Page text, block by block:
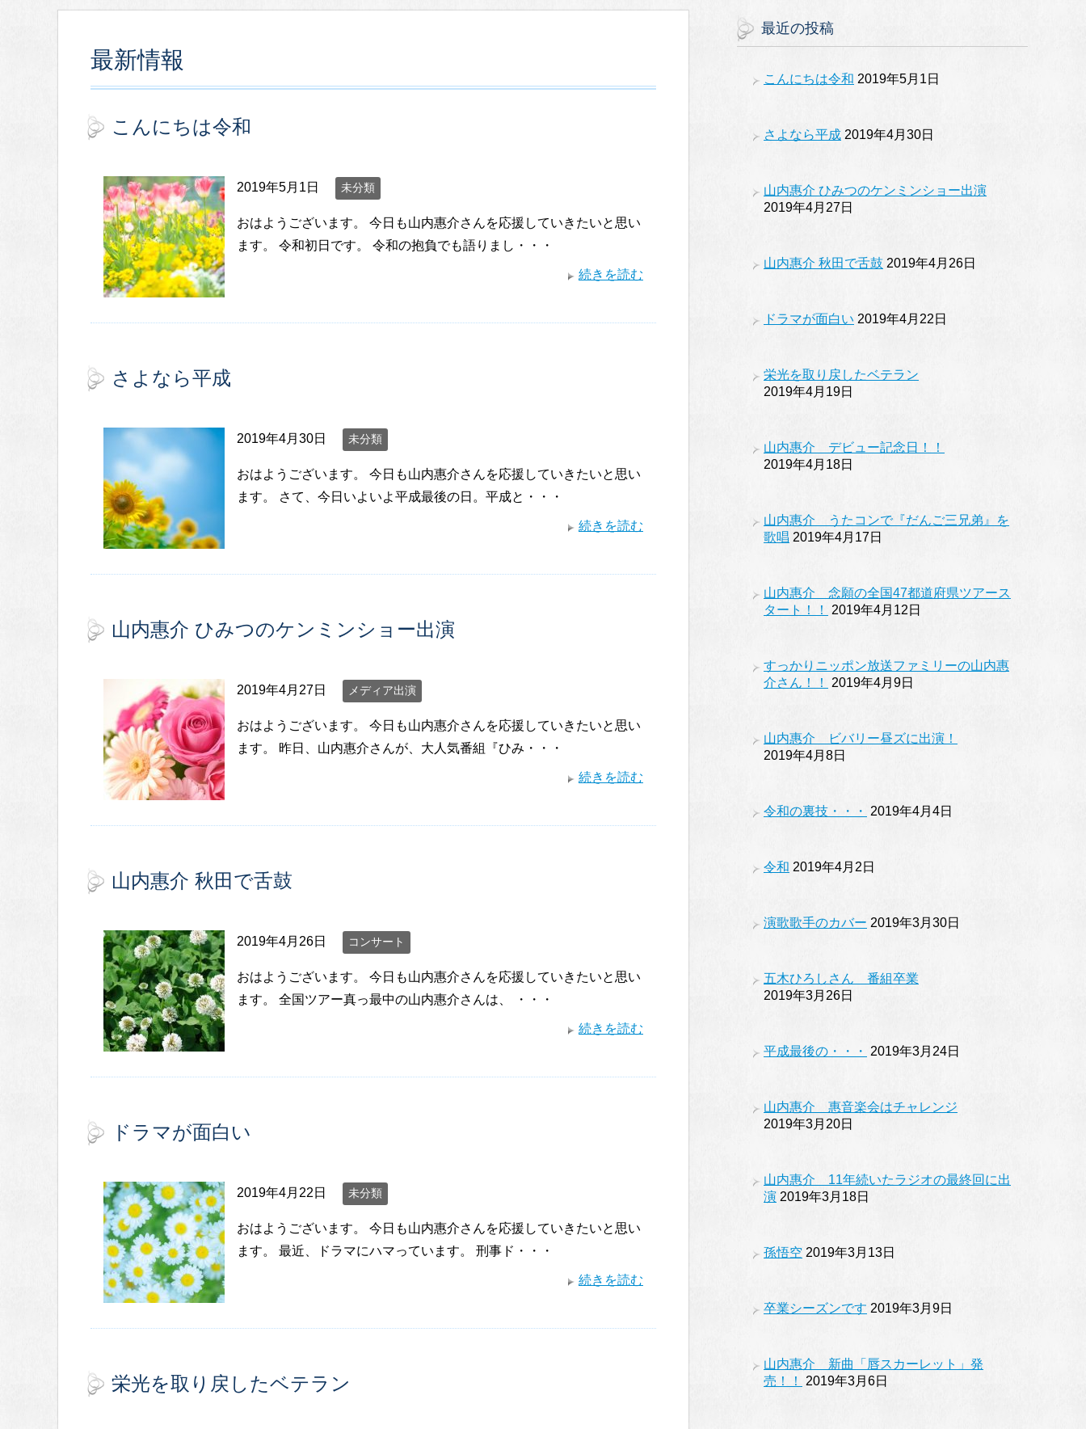
最新情報
こんにちは令和
2019年5月1日 未分類
おはようございます。 今日も山内惠介さんを応援していきたいと思い
ます。 令和初日です。 令和の抱負でも語りまし・・・
続きを読む
さよなら平成
2019年4月30日 未分類
おはようございます。 今日も山内惠介さんを応援していきたいと思い
ます。 さて、今日いよいよ平成最後の日。平成と・・・
続きを読む
山内惠介 ひみつのケンミンショー出演
2019年4月27日 メディア出演
おはようございます。 今日も山内惠介さんを応援していきたいと思い
ます。 昨日、山内惠介さんが、大人気番組『ひみ・・・
続きを読む
山内惠介 秋田で舌鼓
2019年4月26日 コンサート
おはようございます。 今日も山内惠介さんを応援していきたいと思い
ます。 全国ツアー真っ最中の山内惠介さんは、 ・・・
続きを読む
ドラマが面白い
2019年4月22日 未分類
おはようございます。 今日も山内惠介さんを応援していきたいと思い
ます。 最近、ドラマにハマっています。 刑事ド・・・
続きを読む
栄光を取り戻したベテラン
最近の投稿
こんにちは令和 2019年5月1日
さよなら平成 2019年4月30日
山内惠介 ひみつのケンミンショー出演
2019年4月27日
山内惠介 秋田で舌鼓 2019年4月26日
ドラマが面白い 2019年4月22日
栄光を取り戻したベテラン
2019年4月19日
山内惠介 デビュー記念日！！
2019年4月18日
山内惠介 うたコンで『だんご三兄弟』を
歌唱 2019年4月17日
山内惠介 念願の全国47都道府県ツアース
タート！！
2019年4月12日
すっかりニッポン放送ファミリーの山内惠
介さん！！
2019年4月9日
山内惠介 ビバリー昼ズに出演！
2019年4月8日
令和の裏技・・・ 2019年4月4日
令和 2019年4月2日
演歌歌手のカバー 2019年3月30日
五木ひろしさん 番組卒業
2019年3月26日
平成最後の・・・ 2019年3月24日
山内惠介 惠音楽会はチャレンジ
2019年3月20日
山内惠介 11年続いたラジオの最終回に出
演 2019年3月18日
孫悟空 2019年3月13日
卒業シーズンです 2019年3月9日
山内惠介 新曲「唇スカーレット」発
売！！
2019年3月6日